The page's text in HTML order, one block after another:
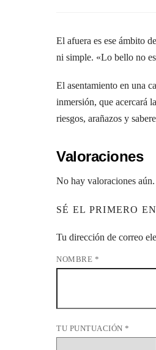
El afuera es ese ámbito
ni simple. «Lo bello no
El asentamiento en una
inmersión, que acercará
riesgos, arañazos y
Valoraciones
No hay valoraciones aún.
SÉ EL PRIMERO
Tu dirección de correo
NOMBRE *
TU PUNTUACIÓN*